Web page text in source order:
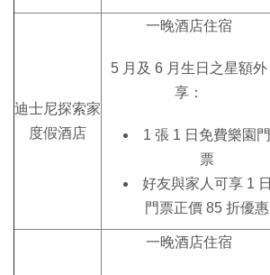
迪士尼探索家
度假酒店
一晚酒店住宿
5 月及 6 月生日之星額外
享：
1 張 1 日免費樂園門
票
好友與家人可享 1 日
門票正價 85 折優惠
一晚酒店住宿